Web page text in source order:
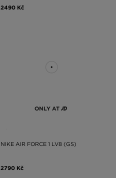
2490 Kč
ONLY AT
NIKE AIR FORCE 1 LV8 (GS)
2790 Kč